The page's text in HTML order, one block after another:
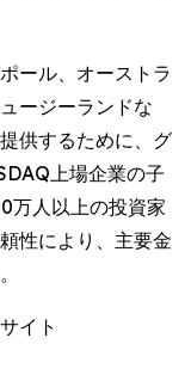
ール、オーストラ
ージーランドな
供するために、グ
上場企業の子
万人以上の投資家
性により、主要金
イト